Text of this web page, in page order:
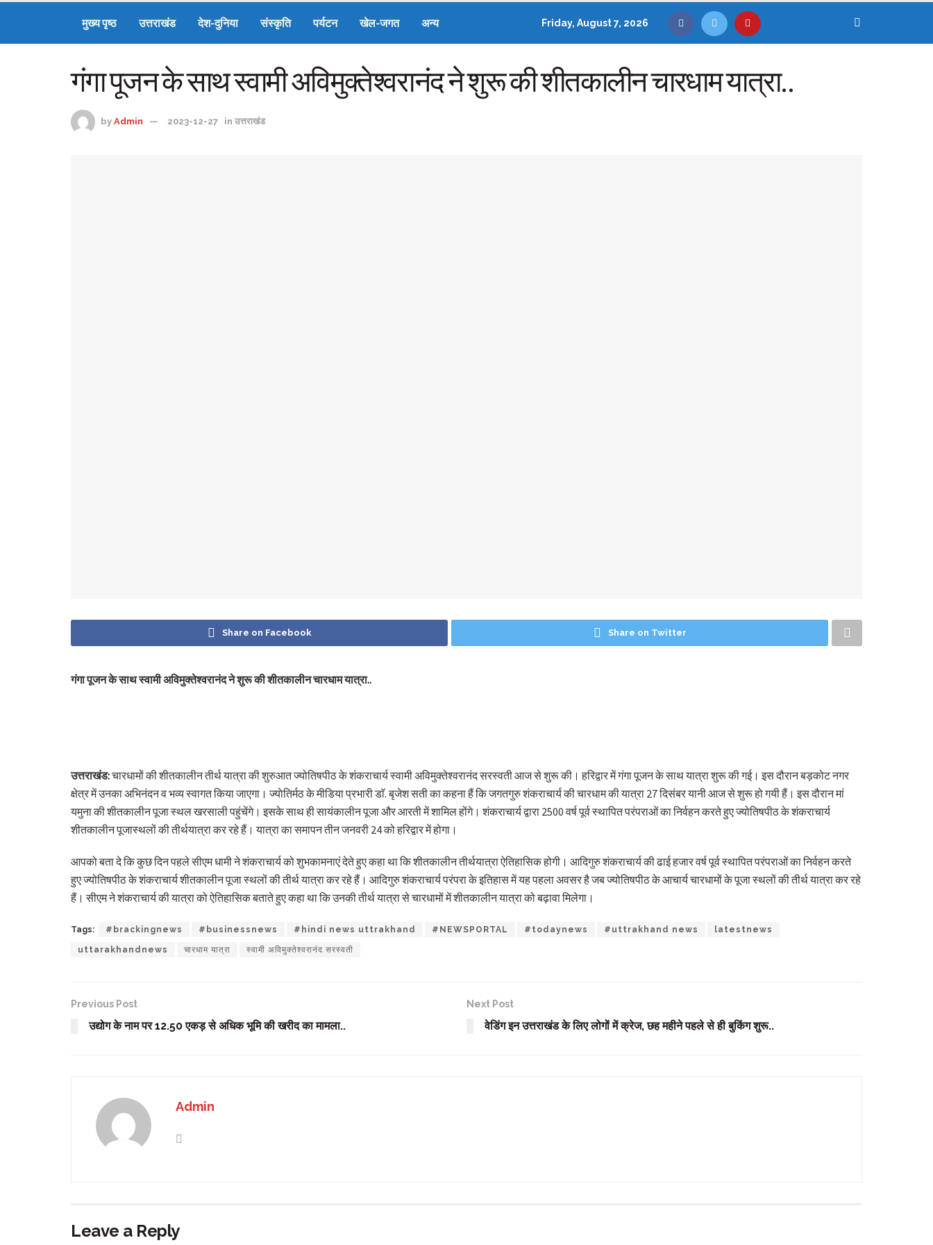
मुख्य पृष्ठ उत्तराखंड देश-दुनिया संस्कृति पर्यटन खेल-जगत अन्य Friday, August 7, 2026
गंगा पूजन के साथ स्वामी अविमुक्तेश्वरानंद ने शुरू की शीतकालीन चारधाम यात्रा..
by Admin 2023-12-27 in उत्तराखंड
Share on Facebook Share on Twitter
गंगा पूजन के साथ स्वामी अविमुक्तेश्वरानंद ने शुरू की शीतकालीन चारधाम यात्रा..
उत्तराखंड:चारधामों की शीतकालीन तीर्थ यात्रा की शुरुआत ज्योतिषपीठ के शंकराचार्य स्वामी अविमुक्तेश्वरानंद सरस्वती आज से शुरू की। हरिद्वार में गंगा पूजन के साथ यात्रा शुरू की गई। इस दौरान बड़कोट नगर
क्षेत्र में उनका अभिनंदन व भव्य स्वागत किया जाएगा। ज्याेतिर्मठ के मीडिया प्रभारी डाॅ. बृजेश सती का कहना हैं कि जगतगुरु शंकराचार्य की चारधाम की यात्रा 27 दिसंबर यानी आज से शुरू हो गयी हैं। इस दौरान मां
यमुना की शीतकालीन पूजा स्थल खरसाली पहुंचेंगे। इसके साथ ही सायंकालीन पूजा और आरती में शामिल होंगे। शंकराचार्य द्वारा 2500 वर्ष पूर्व स्थापित परंपराओं का निर्वहन करते हुए ज्योतिषपीठ के शंकराचार्य
शीतकालीन पूजास्थलों की तीर्थयात्रा कर रहे हैं। यात्रा का समापन तीन जनवरी 24 को हरिद्वार में होगा।
आपको बता दे कि कुछ दिन पहले सीएम धामी ने शंकराचार्य को शुभकामनाएं देते हुए कहा था कि शीतकालीन तीर्थयात्रा ऐतिहासिक होगी। आदिगुरु शंकराचार्य की ढाई हजार वर्ष पूर्व स्थापित परंपराओं का निर्वहन करते
हुए ज्योतिषपीठ के शंकराचार्य शीतकालीन पूजा स्थलों की तीर्थ यात्रा कर रहे हैं। आदिगुरु शंकराचार्य परंपरा के इतिहास में यह पहला अवसर है जब ज्योतिषपीठ के आचार्य चारधामों के पूजा स्थलों की तीर्थ यात्रा कर रहे
हैं। सीएम ने शंकराचार्य की यात्रा को ऐतिहासिक बताते हुए कहा था कि उनकी तीर्थ यात्रा से चारधामों में शीतकालीन यात्रा को बढ़ावा मिलेगा।
Tags: #brackingnews #businessnews #hindi news uttrakhand #NEWSPORTAL #todaynews #uttrakhand news latestnews
uttarakhandnews चारधाम यात्रा स्वामी अविमुक्तेश्वरानंद सरस्वती
Previous Post
उद्योग के नाम पर 12.50 एकड़ से अधिक भूमि की खरीद का मामला..
Next Post
वेडिंग इन उत्तराखंड के लिए लोगों में क्रेज, छह महीने पहले से ही बुकिंग शुरू..
Admin
Leave a Reply